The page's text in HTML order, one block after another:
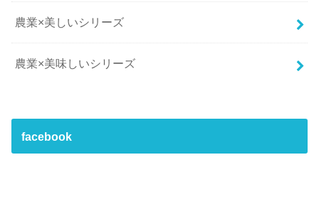
農業×美しいシリーズ
農業×美味しいシリーズ
facebook